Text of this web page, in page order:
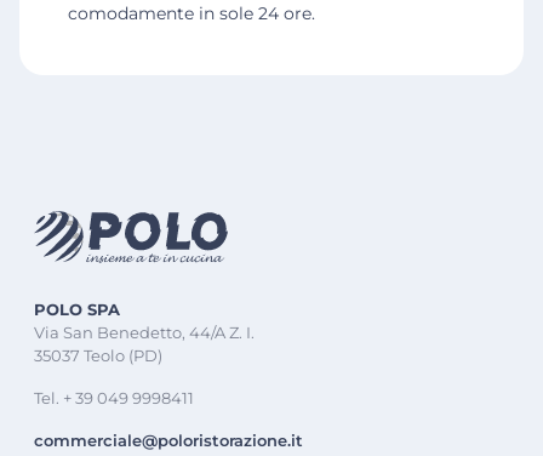
comodamente in sole 24 ore.
POLO SPA
Via San Benedetto, 44/A Z. I.
35037 Teolo (PD)
Tel. + 39 049 9998411
commerciale@poloristorazione.it